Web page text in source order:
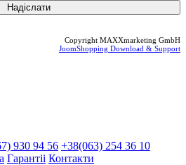
Copyright MAXXmarketing GmbH
JoomShopping Download & Support
930 94 56 +38(063) 254 36 10
Гарантіi Контакти